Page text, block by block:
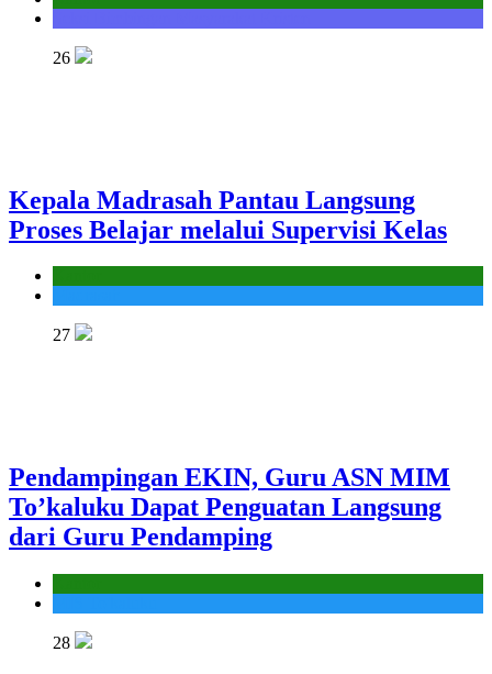
26
Kepala Madrasah Pantau Langsung
Proses Belajar melalui Supervisi Kelas
27
Pendampingan EKIN, Guru ASN MIM
To’kaluku Dapat Penguatan Langsung
dari Guru Pendamping
28